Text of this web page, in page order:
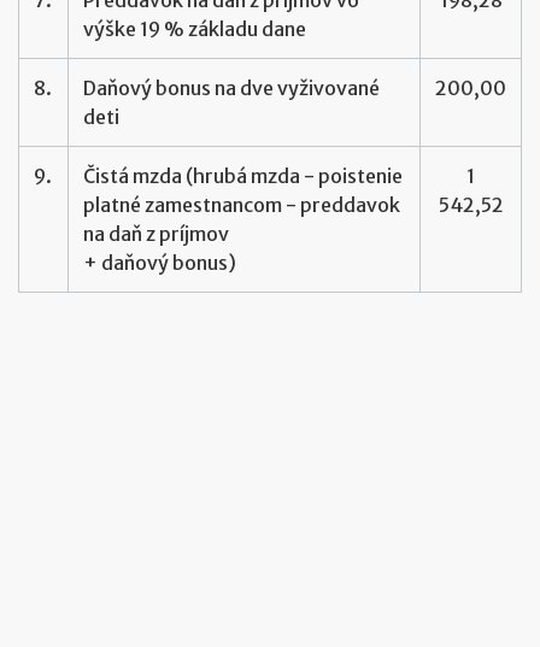
výške 19 % základu dane
8.
Daňový bonus na dve vyživované
deti
200,00
9.
Čistá mzda (hrubá mzda - poistenie
platné zamestnancom - preddavok
na daň z príjmov
+ daňový bonus)
1
542,52